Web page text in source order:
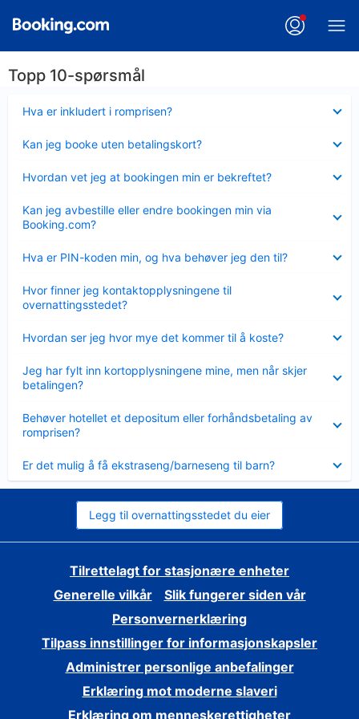
Topp 10-spørsmål
Hva er inkludert i romprisen?
mindre
Kan jeg booke uten betalingskort?
mindre
Hvordan vet jeg at bookingen min er bekreftet?
mindre
Kan jeg avbestille eller endre bookingen min via
Booking.com?
mindre
Hva er PIN-koden min, og hva behøver jeg den til?
mindre
Hvor finner jeg kontaktopplysningene til
overnattingsstedet?
mindre
Hvordan ser jeg hvor mye det kommer til å koste?
mindre
Jeg har fylt inn kortopplysningene mine, men når skjer
betalingen?
mindre
Behøver hotellet et depositum eller forhåndsbetaling av
romprisen?
mindre
Er det mulig å få ekstraseng/barneseng til barn?
mindre
Legg til overnattingsstedet du eier
Tilrettelagt for stasjonære enheter
Generelle vilkår
Slik fungerer siden vår
Personvernerklæring
Tilpass innstillinger for informasjonskapsler
Administrer personlige anbefalinger
Erklæring mot moderne slaveri
Erklæring om menneskerettigheter